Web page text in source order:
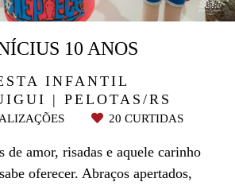
INFANTIL
| PELOTAS/RS
10 ANOS
20 CURTIDAS
de amor, risadas e aquele carinho
oferecer. Abraços apertados,